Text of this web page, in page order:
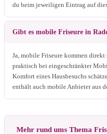
du beim jeweiligen Eintrag auf
Gibt es mobile Friseure in
Ja, mobile Friseure kommen
praktisch bei eingeschränkter
Komfort eines Hausbesuchs
enthält auch mobile Anbieter aus
Mehr rund ums Thema